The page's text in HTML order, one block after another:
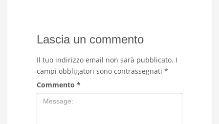
Lascia un commento
Il tuo indirizzo email non sarà pubblicato. I
campi obbligatori sono contrassegnati *
Commento *